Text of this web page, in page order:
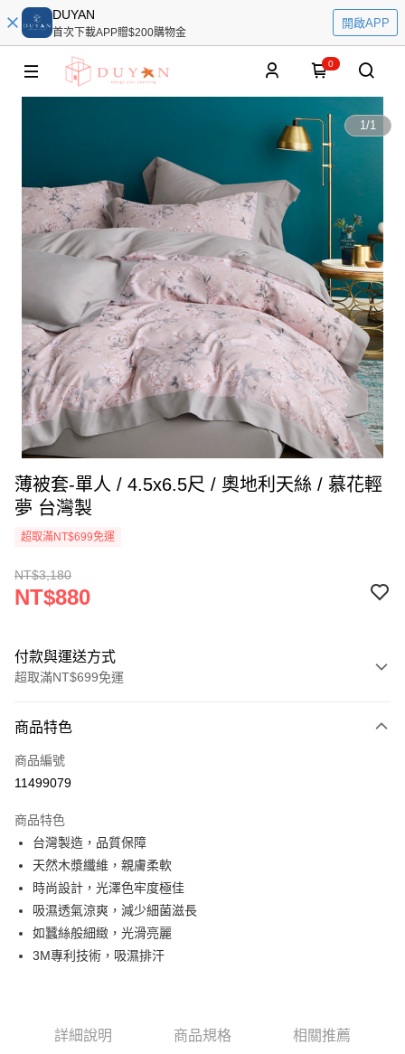
DUYAN
首次下載APP贈$200購物金
開啟APP
0
1/1
薄被套-單人 / 4.5x6.5尺 / 奧地利天絲 / 慕花輕
夢 台灣製
超取滿NT$699免運
NT$3,180
NT$880
付款與運送方式
超取滿NT$699免運
信用卡一次付款
信用卡分期付款
合作金庫商業銀行
華南商業銀行
上海商業儲蓄銀行
國泰世華商業銀行
臺灣中小企業銀行
匯豐（台灣）商業銀行
聯邦商業銀行
元大商業銀行
超商取貨付款
LINE Pay
Apple Pay
悠遊付
大哥付你分期
商品特色
商品編號
11499079
商品特色
台灣製造，品質保障
天然木漿纖維，親膚柔軟
時尚設計，光澤色牢度極佳
吸濕透氣涼爽，減少細菌滋長
如蠶絲般細緻，光滑亮麗
3M專利技術，吸濕排汗
詳細說明 商品規格 相關推薦